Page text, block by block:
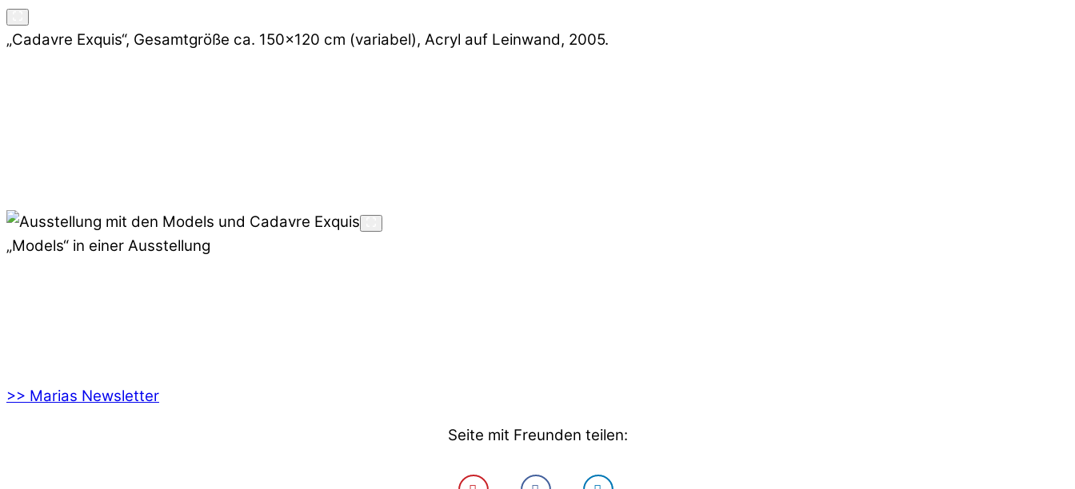
„Cadavre Exquis“, Gesamtgröße ca. 150×120 cm (variabel), Acryl auf Leinwand, 2005.
„Models“ in einer Ausstellung
>> Marias Newsletter
Seite mit Freunden teilen: